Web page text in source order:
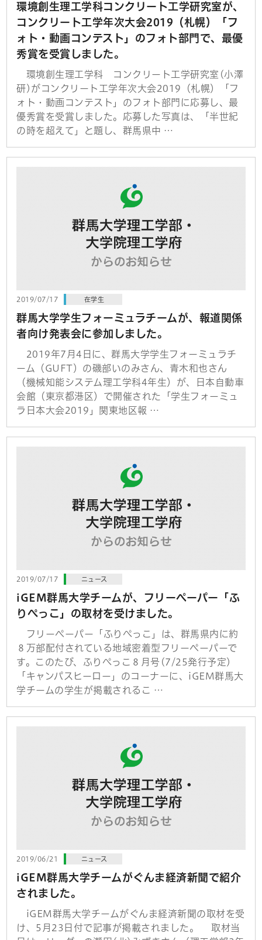
環境創生理工学科コンクリート工学研究室が、
コンクリート工学年次大会2019（札幌）「フ
ォト・動画コンテスト」のフォト部門で、最優
秀賞を受賞しました。
環境創生理工学科 コンクリート工学研究室(小澤
研)がコンクリート工学年次大会2019（札幌）「フ
ォト・動画コンテスト」のフォト部門に応募し、最
優秀賞を受賞しました。応募した写真は、「半世紀
の時を超えて」と題し、群馬県中 …
2019/07/17 在学生
群馬大学学生フォーミュラチームが、報道関係
者向け発表会に参加しました。
2019年7月4日に、群馬大学学生フォーミュラチ
ーム（GUFT）の磯部いのみさん、青木和也さん
（機械知能システム理工学科4年生）が、日本自動車
会館（東京都港区）で開催された「学生フォーミュ
ラ日本大会2019」関東地区報 …
2019/07/17 ニュース
iGEM群馬大学チームが、フリーペーパー「ふ
りぺっこ」の取材を受けました。
フリーペーパー「ふりぺっこ」は、群馬県内に約
８万部配付されている地域密着型フリーペーパーで
す。このたび、ふりぺっこ８月号(7/25発行予定)
「キャンパスヒーロー」のコーナーに、iGEM群馬大
学チームの学生が掲載されるこ …
2019/06/21 ニュース
iGEM群馬大学チームがぐんま経済新聞で紹介
されました。
iGEM群馬大学チームがぐんま経済新聞の取材を受
け、5月23日付で記事が掲載されました。 取材当